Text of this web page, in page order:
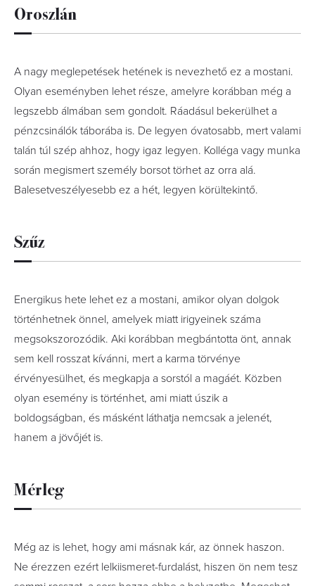
Oroszlán
A nagy meglepetések hetének is nevezhető ez a mostani.
Olyan eseményben lehet része, amelyre korábban még a
legszebb álmában sem gondolt. Ráadásul bekerülhet a
pénzcsinálók táborába is. De legyen óvatosabb, mert valami
talán túl szép ahhoz, hogy igaz legyen. Kolléga vagy munka
során megismert személy borsot törhet az orra alá.
Balesetveszélyesebb ez a hét, legyen körültekintő.
Szűz
Energikus hete lehet ez a mostani, amikor olyan dolgok
történhetnek önnel, amelyek miatt irigyeinek száma
megsokszorozódik. Aki korábban megbántotta önt, annak
sem kell rosszat kívánni, mert a karma törvénye
érvényesülhet, és megkapja a sorstól a magáét. Közben
olyan esemény is történhet, ami miatt úszik a
boldogságban, és másként láthatja nemcsak a jelenét,
hanem a jövőjét is.
Mérleg
Még az is lehet, hogy ami másnak kár, az önnek haszon.
Ne érezzen ezért lelkiismeret-furdalást, hiszen ön nem tesz